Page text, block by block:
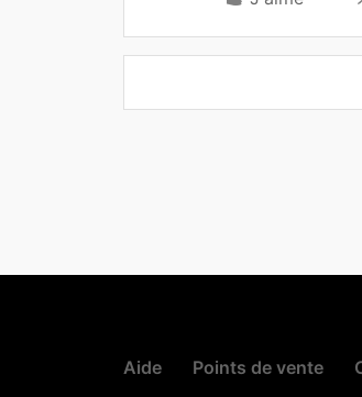
Aide Points de vente